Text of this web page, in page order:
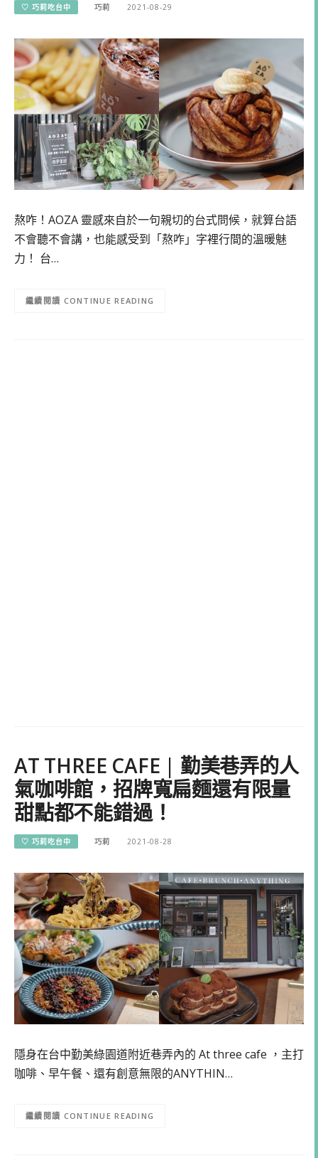
♡ 巧莉吃台中 巧莉 2021-08-29
熬咋！AOZA 靈感來自於一句親切的台式問候，就算台語
不會聽不會講，也能感受到「熬咋」字裡行間的溫暖魅
力！ 台…
CONTINUE READING
AT THREE CAFE | 勤美巷弄的人
氣咖啡館，招牌寬扁麵還有限量
甜點都不能錯過！
♡ 巧莉吃台中 巧莉 2021-08-28
隱身在台中勤美綠園道附近巷弄內的 At three cafe ，主打
咖啡、早午餐、還有創意無限的ANYTHIN…
CONTINUE READING